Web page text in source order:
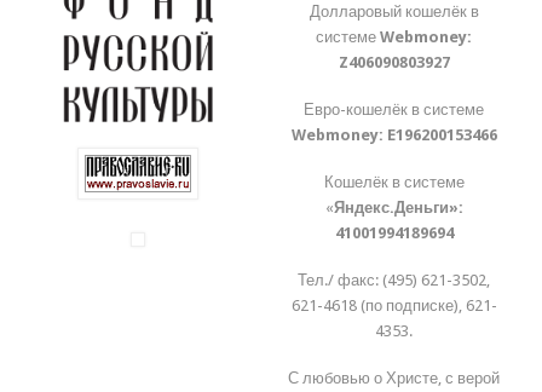
Долларовый кошелёк в
системеWebmoney:
Z406090803927
Евро-кошелёк в системе
Webmoney: E196200153466
Кошелёк в системе
«Яндекс.Деньги»:
41001994189694
Тел./ факс: (495) 621-3502,
621-4618 (по подписке), 621-
4353.
С любовью о Христе, с верой